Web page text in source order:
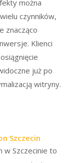
można
czynników,
znacząco
Klienci
już po
witryny.
Szczecin
w Szczecinie to